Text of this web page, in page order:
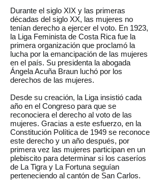
Durante el siglo XIX y las primeras
décadas del siglo XX, las mujeres no
tenían derecho a ejercer el voto. En 1923,
la Liga Feminista de Costa Rica fue la
primera organización que proclamó la
lucha por la emancipación de las mujeres
en el país. Su presidenta la abogada
Ángela Acuña Braun luchó por los
derechos de las mujeres.
Desde su creación, la Liga insistió cada
año en el Congreso para que se
reconociera el derecho al voto de las
mujeres. Gracias a este esfuerzo, en la
Constitución Política de 1949 se reconoce
este derecho y un año después, por
primera vez las mujeres participan en un
plebiscito para determinar si los caseríos
de La Tigra y La Fortuna seguían
perteneciendo al cantón de San Carlos.